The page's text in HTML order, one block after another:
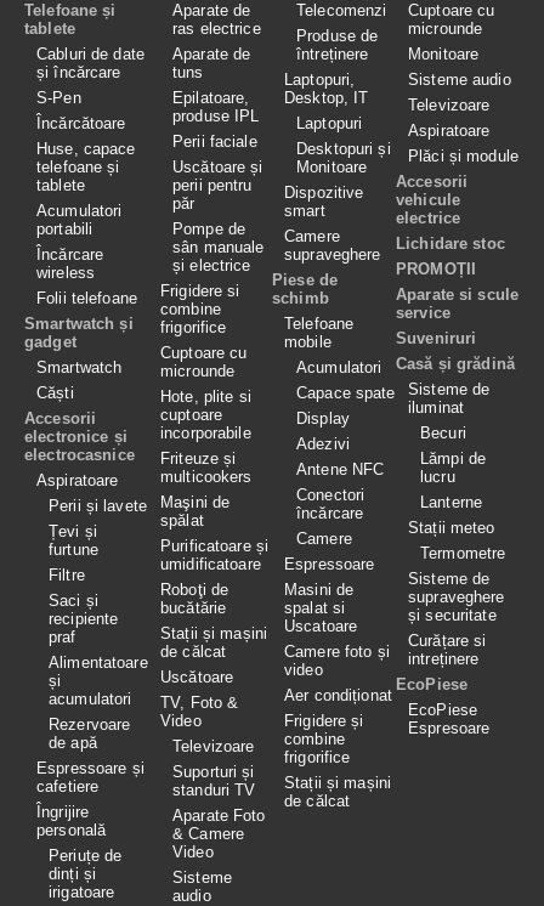
Telefoane și
tablete
Cabluri de date
și încărcare
S-Pen
Încărcătoare
Huse, capace
telefoane și
tablete
Acumulatori
portabili
Încărcare
wireless
Folii telefoane
Smartwatch și
gadget
Smartwatch
Căști
Accesorii
electronice și
electrocasnice
Aspiratoare
Perii și lavete
Țevi și
furtune
Filtre
Saci și
recipiente
praf
Alimentatoare
și
acumulatori
Rezervoare
de apă
Espressoare și
cafetiere
Îngrijire
personală
Periuțe de
dinți și
irigatoare
Aparate de
ras electrice
Aparate de
tuns
Epilatoare,
produse IPL
Perii faciale
Uscătoare și
perii pentru
păr
Pompe de
sân manuale
și electrice
Frigidere si
combine
frigorifice
Cuptoare cu
microunde
Hote, plite si
cuptoare
incorporabile
Friteuze și
multicookers
Maşini de
spălat
Purificatoare și
umidificatoare
Roboţi de
bucătărie
Stații și mașini
de călcat
Uscătoare
TV, Foto &
Video
Televizoare
Suporturi și
standuri TV
Aparate Foto
& Camere
Video
Sisteme
audio
Telecomenzi
Produse de
întreținere
Laptopuri,
Desktop, IT
Laptopuri
Desktopuri și
Monitoare
Dispozitive
smart
Camere
supraveghere
Piese de
schimb
Telefoane
mobile
Acumulatori
Capace spate
Display
Adezivi
Antene NFC
Conectori
încărcare
Camere
Espressoare
Masini de
spalat si
Uscatoare
Camere foto și
video
Aer condiționat
Frigidere și
combine
frigorifice
Stații și mașini
de călcat
Cuptoare cu
microunde
Monitoare
Sisteme audio
Televizoare
Aspiratoare
Plăci și module
Accesorii
vehicule
electrice
Lichidare stoc
PROMOȚII
Aparate si scule
service
Suveniruri
Casă și grădină
Sisteme de
iluminat
Becuri
Lămpi de
lucru
Lanterne
Stații meteo
Termometre
Sisteme de
supraveghere
și securitate
Curățare si
intreținere
EcoPiese
EcoPiese
Espresoare